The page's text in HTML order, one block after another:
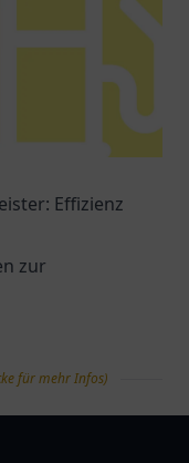
Effizienz
zur
für mehr Infos)